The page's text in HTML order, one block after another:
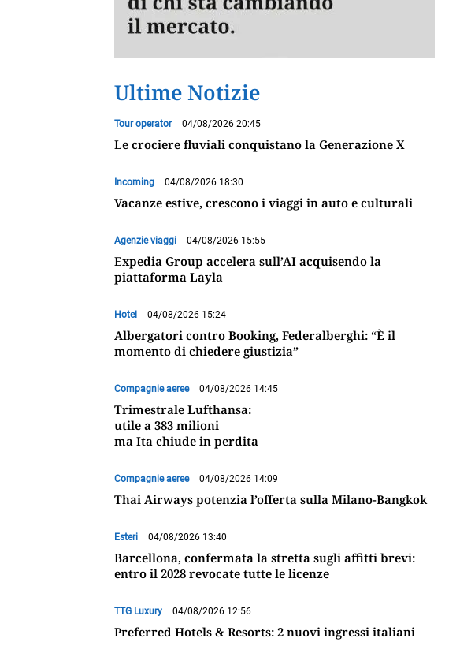
Ultime Notizie
Tour operator 04/08/2026 20:45
Le crociere fluviali conquistano la Generazione X
Incoming 04/08/2026 18:30
Vacanze estive, crescono i viaggi in auto e culturali
Agenzie viaggi 04/08/2026 15:55
Expedia Group accelera sull’AI acquisendo la
piattaforma Layla
Hotel 04/08/2026 15:24
Albergatori contro Booking, Federalberghi: “È il
momento di chiedere giustizia”
Compagnie aeree 04/08/2026 14:45
Trimestrale Lufthansa:
utile a 383 milioni
ma Ita chiude in perdita
Compagnie aeree 04/08/2026 14:09
Thai Airways potenzia l’offerta sulla Milano-Bangkok
Esteri 04/08/2026 13:40
Barcellona, confermata la stretta sugli affitti brevi:
entro il 2028 revocate tutte le licenze
TTG Luxury 04/08/2026 12:56
Preferred Hotels & Resorts: 2 nuovi ingressi italiani